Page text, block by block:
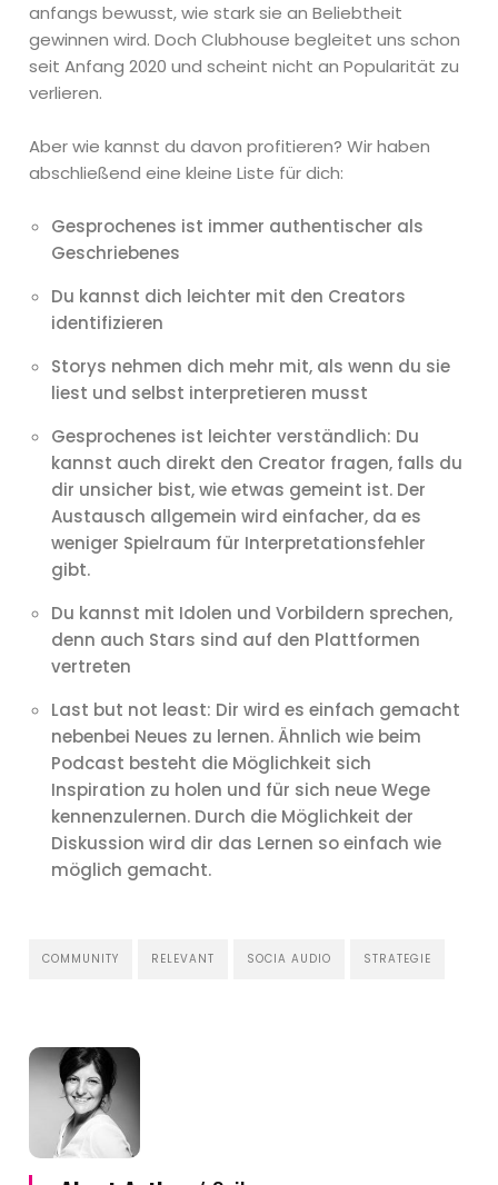
anfangs bewusst, wie stark sie an Beliebtheit
gewinnen wird. Doch Clubhouse begleitet uns schon
seit Anfang 2020 und scheint nicht an Popularität zu
verlieren.
Aber wie kannst du davon profitieren? Wir haben
abschließend eine kleine Liste für dich:
Gesprochenes ist immer authentischer als
Geschriebenes
Du kannst dich leichter mit den Creators
identifizieren
Storys nehmen dich mehr mit, als wenn du sie
liest und selbst interpretieren musst
Gesprochenes ist leichter verständlich: Du
kannst auch direkt den Creator fragen, falls du
dir unsicher bist, wie etwas gemeint ist. Der
Austausch allgemein wird einfacher, da es
weniger Spielraum für Interpretationsfehler
gibt.
Du kannst mit Idolen und Vorbildern sprechen,
denn auch Stars sind auf den Plattformen
vertreten
Last but not least: Dir wird es einfach gemacht
nebenbei Neues zu lernen. Ähnlich wie beim
Podcast besteht die Möglichkeit sich
Inspiration zu holen und für sich neue Wege
kennenzulernen. Durch die Möglichkeit der
Diskussion wird dir das Lernen so einfach wie
möglich gemacht.
COMMUNITY RELEVANT SOCIA AUDIO STRATEGIE